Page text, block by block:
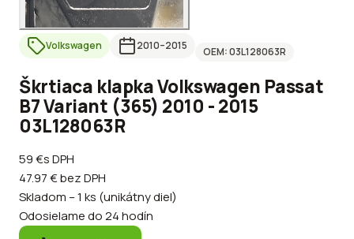
Volkswagen 2010–2015 OEM:03L128063R
Škrtiaca klapka Volkswagen Passat
B7 Variant (365) 2010 - 2015
03L128063R
59 €s DPH
47.97 €bez DPH
Skladom – 1 ks (unikátny diel)
Odosielame do 24 hodín